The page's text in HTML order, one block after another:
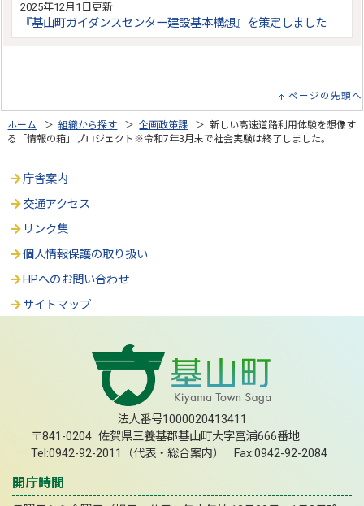
2025年12月1日更新
『基山町ガイダンスセンター建設基本構想』を策定しました
ページの先頭へ
ホーム ＞組織から探す ＞企画政策課 ＞ 新しい高速道路利用体験を想像す
る「情報の箱」プロジェクト※令和7年3月末で社会実験は終了しました。
庁舎案内
交通アクセス
リンク集
個人情報保護の取り扱い
HPへのお問い合わせ
サイトマップ
法人番号1000020413411
〒841-0204 佐賀県三養基郡基山町大字宮浦666番地
Tel:0942-92-2011（代表・総合案内） Fax:0942-92-2084
開庁時間